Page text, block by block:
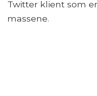
Twitter klient som
massene.